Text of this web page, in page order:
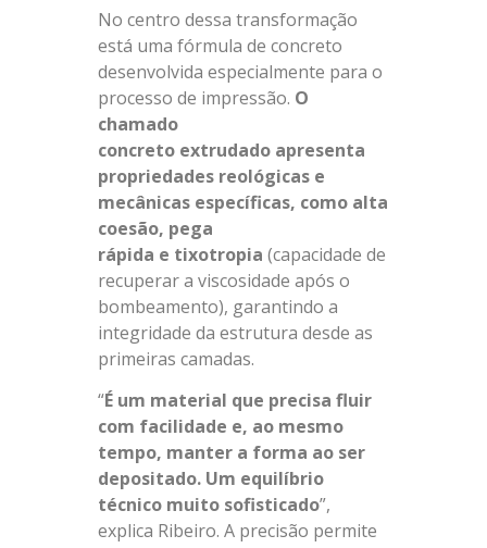
No centro dessa transformação
está uma fórmula de concreto
desenvolvida especialmente para o
processo de impressão. O
chamado
concreto extrudado apresenta
propriedades reológicas e
mecânicas específicas, como alta
coesão, pega
rápida e tixotropia (capacidade de
recuperar a viscosidade após o
bombeamento), garantindo a
integridade da estrutura desde as
primeiras camadas.
“É um material que precisa fluir
com facilidade e, ao mesmo
tempo, manter a forma ao ser
depositado. Um equilíbrio
técnico muito sofisticado”,
explica Ribeiro. A precisão permite